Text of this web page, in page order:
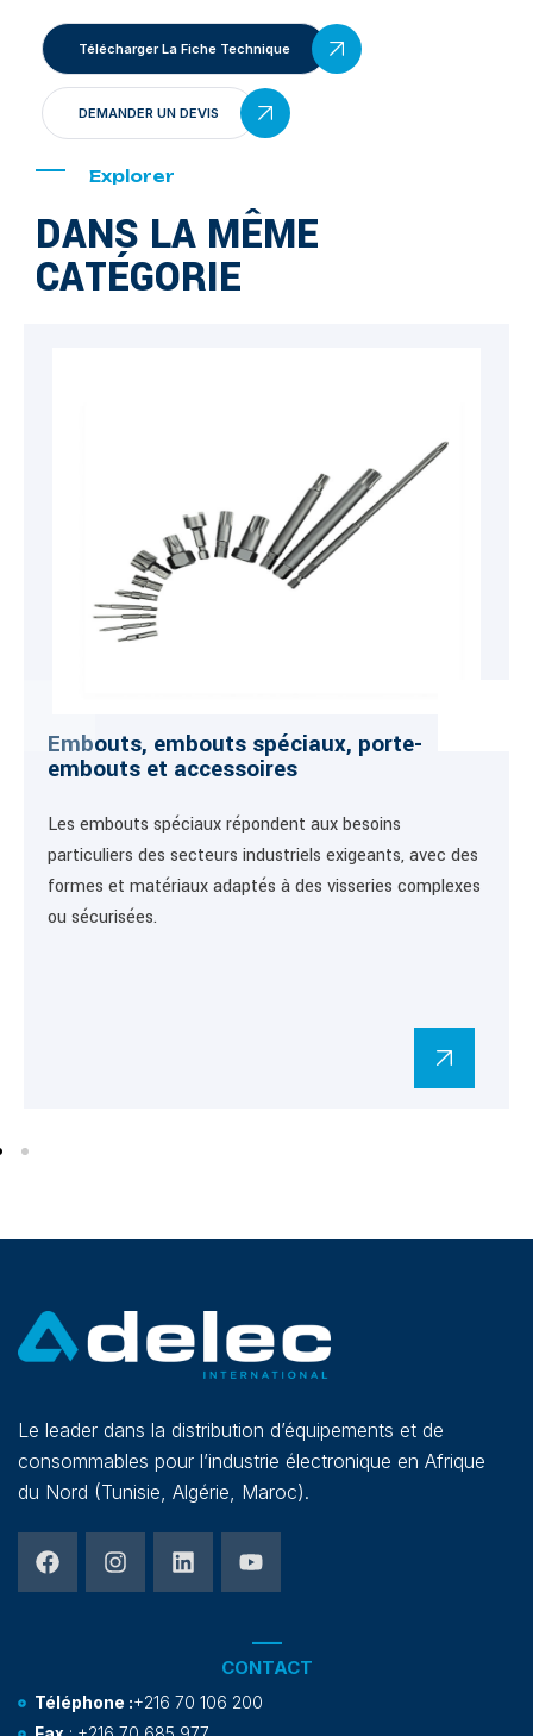
Télécharger La Fiche Technique
DEMANDER UN DEVIS
Explorer
DANS LA MÊME
CATÉGORIE
Embouts, embouts spéciaux, porte-
embouts et accessoires
Les embouts spéciaux répondent aux besoins
particuliers des secteurs industriels exigeants, avec des
formes et matériaux adaptés à des visseries complexes
ou sécurisées.
Le leader dans la distribution d’équipements et de
consommables pour l’industrie électronique en Afrique
du Nord (Tunisie, Algérie, Maroc).
CONTACT
Téléphone :+216 70 106 200